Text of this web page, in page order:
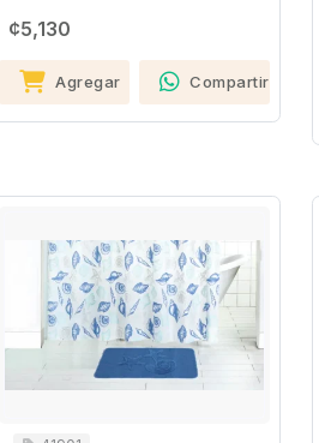
¢5,130
Agregar Compartir